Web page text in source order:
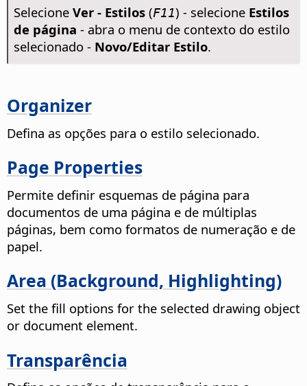
Selecione Ver - Estilos(F11) - selecione Estilos
de página - abra o menu de contexto do estilo
selecionado - Novo/Editar Estilo.
Organizer
Defina as opções para o estilo selecionado.
Page Properties
Permite definir esquemas de página para
documentos de uma página e de múltiplas
páginas, bem como formatos de numeração e de
papel.
Area (Background, Highlighting)
Set the fill options for the selected drawing object
or document element.
Transparência